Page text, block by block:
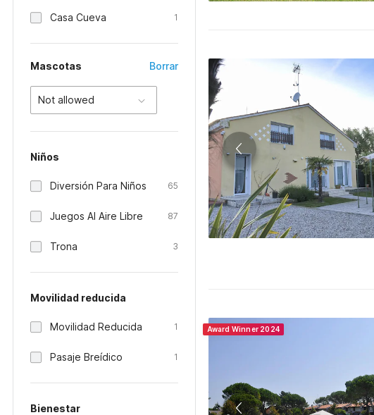
Casa Cueva 1
Mascotas Borrar
Not allowed
Niños
Diversión Para Niños 65
Juegos Al Aire Libre 87
Trona 3
Movilidad reducida
Movilidad Reducida 1
Pasaje Breídico 1
Bienestar
Award Winner 2024